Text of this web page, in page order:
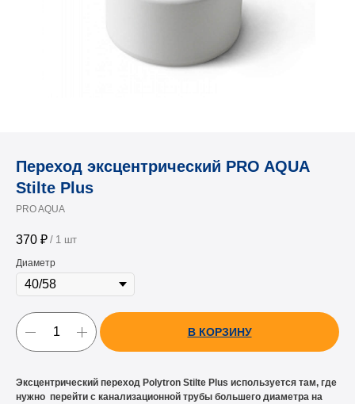
Переход эксцентрический PRO AQUA
Stilte Plus
PRO AQUA
370 ₽ / 1 шт
Диаметр
В КОРЗИНУ
Эксцентрический переход Polytron Stilte Plus используется там, где
нужно перейти с канализационной трубы большего диаметра на